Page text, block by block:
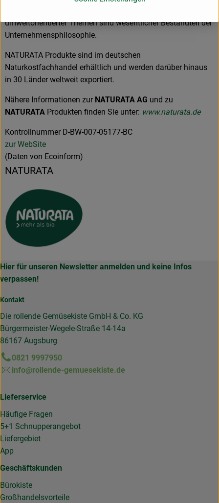
umweltorientierter Themen sind wesentlicher Bestandteil der
Unternehmensphilosophie.
NATURATA Produkte sind im deutschen
Naturkostfachhandel erhältlich und werden darüber hinaus
in 30 Länder weltweit exportiert.
Nähere Informationen zur NATURATA AG und zu
NATURATA Produkten finden Sie unter: www.naturata.de
Kontrollnummer D-BW-007-05177-BC
zur WebSite
(Daten von Ecoinform)
NATURATA
Hier für unseren Newsletter anmelden und keine Infos
verpassen!
Kontakt
Die rollende Gemüsekiste GmbH & Co. KG
Bürgermeister-Wegele-Straße 14-14a
86167 Augsburg
0821 9997950
info@rollende-gemuesekiste.de
Lieferservice
Häufige Fragen
5+1 Schnupperangebot
Liefergebiet
App
Geschäftskunden
Bürokiste
Großhandelsvorteile